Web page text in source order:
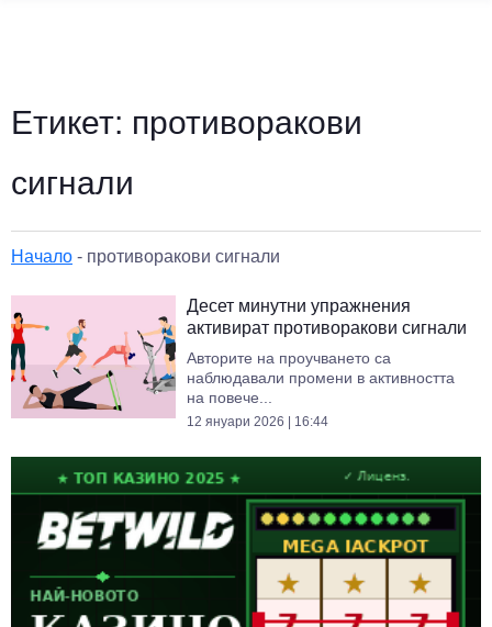
Етикет: противоракови
сигнали
Начало - противоракови сигнали
Десет минутни упражнения
активират противоракови сигнали
Авторите на проучването са
наблюдавали промени в активността
на повече...
12 януари 2026 | 16:44